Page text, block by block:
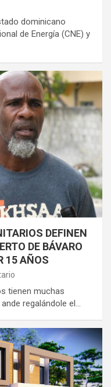
dominicano
de Energía (CNE) y
DEFINEN
DE BÁVARO
15 AÑOS
tienen muchas
regalándole el…